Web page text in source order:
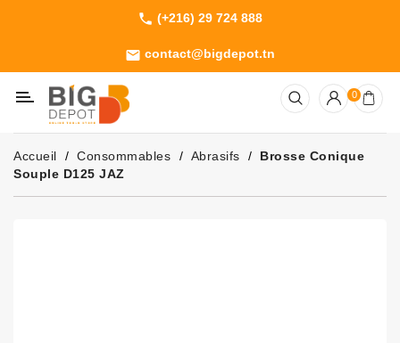
phone (+216) 29 724 888
email contact@bigdepot.tn
Machines
Outillage
Jardinage
Consommables
0
Accueil Consommables Abrasifs
Brosse Conique
Souple D125 JAZ